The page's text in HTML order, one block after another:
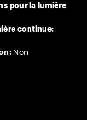
pour la lumière
continue:
Non